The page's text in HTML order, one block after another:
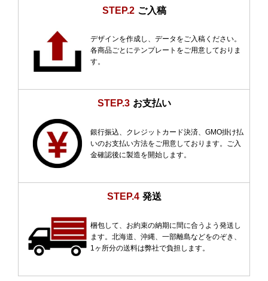
STEP.2 ご入稿
デザインを作成し、データをご入稿ください。
各商品ごとにテンプレートをご用意しておりま
す。
STEP.3 お支払い
銀行振込、クレジットカード決済、GMO掛け払
いのお支払い方法をご用意しております。ご入
金確認後に製造を開始します。
STEP.4 発送
梱包して、お約束の納期に間に合うよう発送し
ます。北海道、沖縄、一部離島などをのぞき、
1ヶ所分の送料は弊社で負担します。